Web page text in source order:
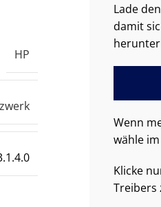
HP
Lade
damit
Wenn
wähle
Klicke
Treibers